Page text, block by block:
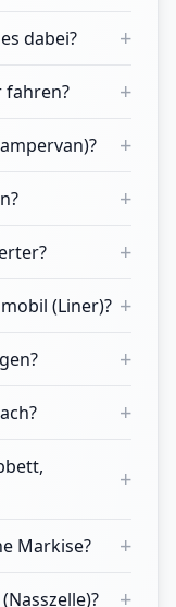
dabei? +
fahren? +
+
+
+
(Liner)? +
+
+
+
Markise? +
+